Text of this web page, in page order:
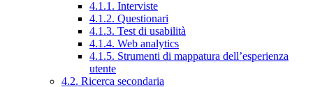
4.1.1. Interviste
4.1.2. Questionari
4.1.3. Test di usabilità
4.1.4. Web analytics
4.1.5. Strumenti di mappatura dell’esperienza
utente
4.2. Ricerca secondaria